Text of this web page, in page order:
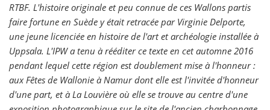
RTBF. L'histoire originale et peu connue de ces Wallons partis
faire fortune en Suède y était retracée par Virginie Delporte,
une jeune licenciée en histoire de l'art et archéologie installée à
Uppsala. L'IPW a tenu à rééditer ce texte en cet automne 2016
pendant lequel cette région est doublement mise à l'honneur :
aux Fêtes de Wallonie à Namur dont elle est l'invitée d'honneur
d'une part, et à La Louvière où elle se trouve au centre d'une